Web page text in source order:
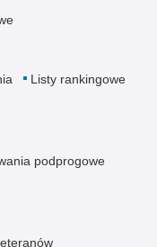
Listy rankingowe
podprogowe